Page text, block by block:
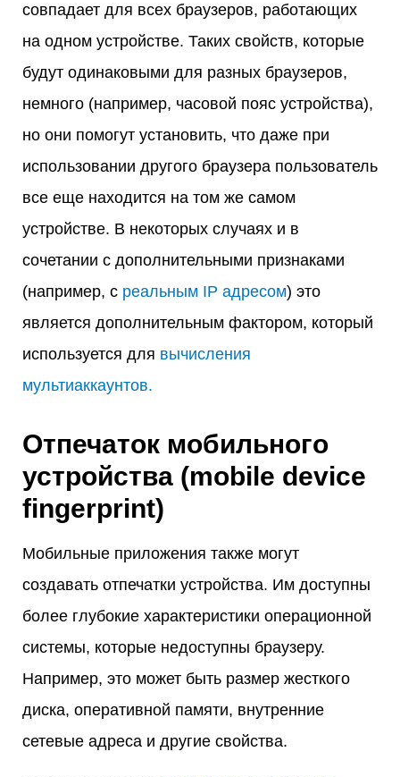
совпадает для всех браузеров, работающих
на одном устройстве. Таких свойств, которые
будут одинаковыми для разных браузеров,
немного (например, часовой пояс устройства),
но они помогут установить, что даже при
использовании другого браузера пользователь
все еще находится на том же самом
устройстве. В некоторых случаях и в
сочетании с дополнительными признаками
(например, с реальным IP адресом) это
является дополнительным фактором, который
используется для вычисления
мультиаккаунтов.
Отпечаток мобильного
устройства (mobile device
fingerprint)
Мобильные приложения также могут
создавать отпечатки устройства. Им доступны
более глубокие характеристики операционной
системы, которые недоступны браузеру.
Например, это может быть размер жесткого
диска, оперативной памяти, внутренние
сетевые адреса и другие свойства.